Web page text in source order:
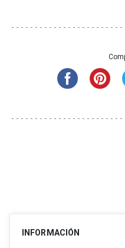
INFORMACIÓN